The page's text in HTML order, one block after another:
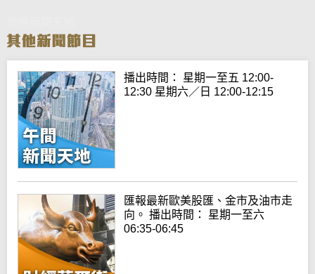
播出時間： 星期一至五 12:00-
12:30 星期六／日 12:00-12:15
匯報最新歐美股匯、金市及油市走
向。 播出時間： 星期一至六
06:35-06:45